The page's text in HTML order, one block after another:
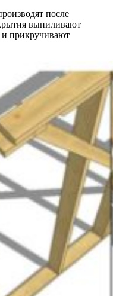
после
выпиливают
и прикручивают